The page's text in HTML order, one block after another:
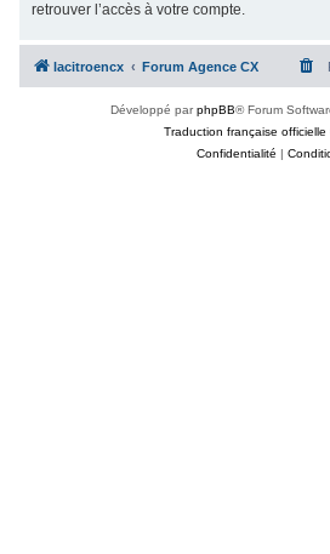
retrouver l’accès à votre compte.
lacitroencx Forum Agence CX
Développé parphpBB® Forum
Traduction française officielle
Confidentialité |